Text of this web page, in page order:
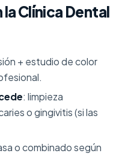
Clínica Dental
+ estudio de color
: limpieza
o gingivitis (si las
o combinado según